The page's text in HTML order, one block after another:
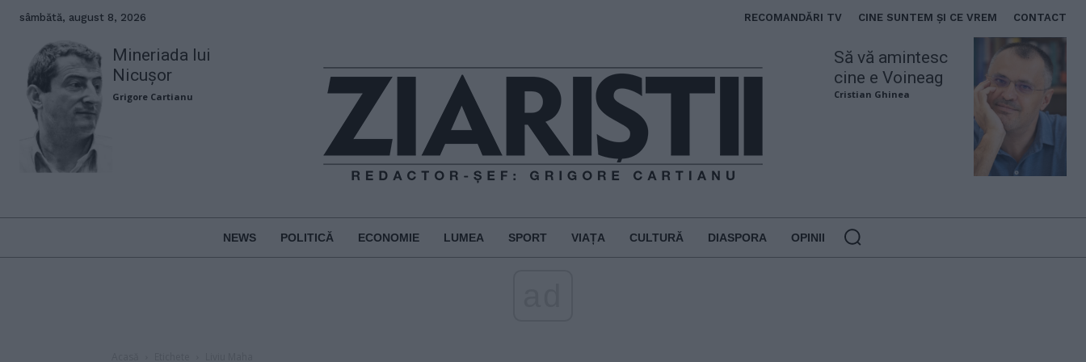
sâmbătă, august 8, 2026 RECOMANDĂRI TV CINE SUNTEM ȘI CE VREM CONTACT
Mineriada lui
Nicușor
Grigore Cartianu
Să vă amintesc
cine e Voineag
Cristian Ghinea
NEWS POLITICĂ ECONOMIE LUMEA SPORT VIAȚA CULTURĂ DIASPORA OPINII